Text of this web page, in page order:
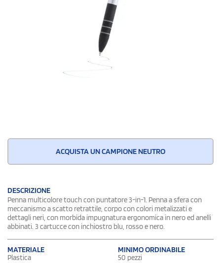
ACQUISTA UN CAMPIONE NEUTRO
DESCRIZIONE
Penna multicolore touch con puntatore 3-in-1. Penna a sfera con
meccanismo a scatto retrattile, corpo con colori metalizzati e
dettagli neri, con morbida impugnatura ergonomica in nero ed anelli
abbinati. 3 cartucce con inchiostro blu, rosso e nero.
MATERIALE
Plastica
MINIMO ORDINABILE
50 pezzi